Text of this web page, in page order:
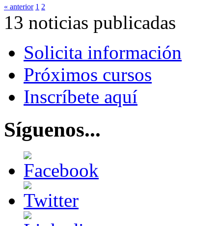
« anterior 1 2
13 noticias publicadas
Solicita información
Próximos cursos
Inscríbete aquí
Síguenos...